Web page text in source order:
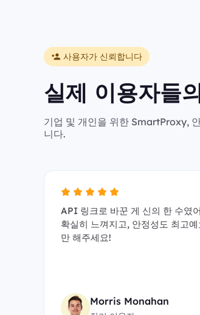
사용자가 신뢰합니다
실제 이용자들
기업 및 개인을 위한 SmartProxy,
니다.
API 링크로 바꾼 게 신의 한 수였
확실히 느껴지고, 안정성도 최고
만 해주세요!
Morris Monahan